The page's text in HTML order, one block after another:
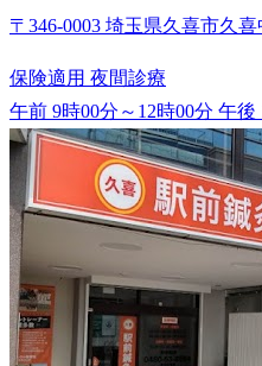
〒346-0003 埼玉県久喜市久
保険適用 夜間診療
午前 9時00分～12時00分 午後